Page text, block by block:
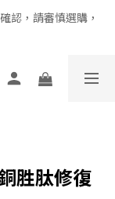
禮遇
認，請審慎選購，
禮遇
胜肽修復